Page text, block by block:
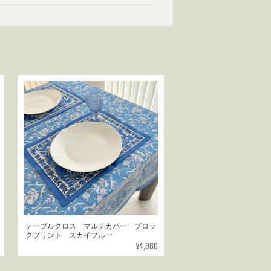
テーブルクロス マルチカバー ブロッ
クプリント スカイブルー
¥4,980